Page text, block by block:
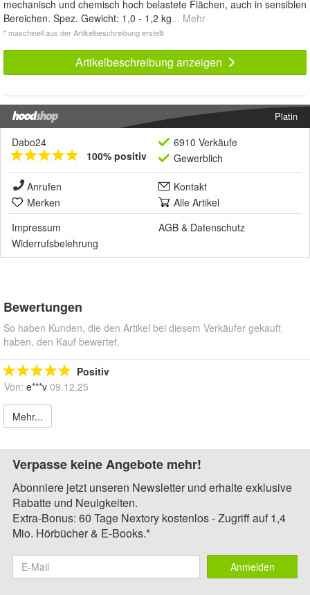
mechanisch und chemisch hoch belastete Flächen, auch in sensiblen
Bereichen. Spez. Gewicht: 1,0 - 1,2 kg... Mehr
* maschinell aus der Artikelbeschreibung erstellt
Artikelbeschreibung anzeigen
Platin
Dabo24
100% positiv
6910 Verkäufe
Gewerblich
Anrufen
Kontakt
Merken
Alle Artikel
Impressum
AGB & Datenschutz
Widerrufsbelehrung
Bewertungen
So haben Kunden, die den Artikel bei diesem Verkäufer gekauft
haben, den Kauf bewertet.
Positiv
Von: e***v 09.12.25
Mehr...
Verpasse keine Angebote mehr!
Abonniere jetzt unseren Newsletter und erhalte exklusive
Rabatte und Neuigkeiten.
Extra-Bonus: 60 Tage Nextory kostenlos - Zugriff auf 1,4
Mio. Hörbücher & E-Books.*
Anmelden